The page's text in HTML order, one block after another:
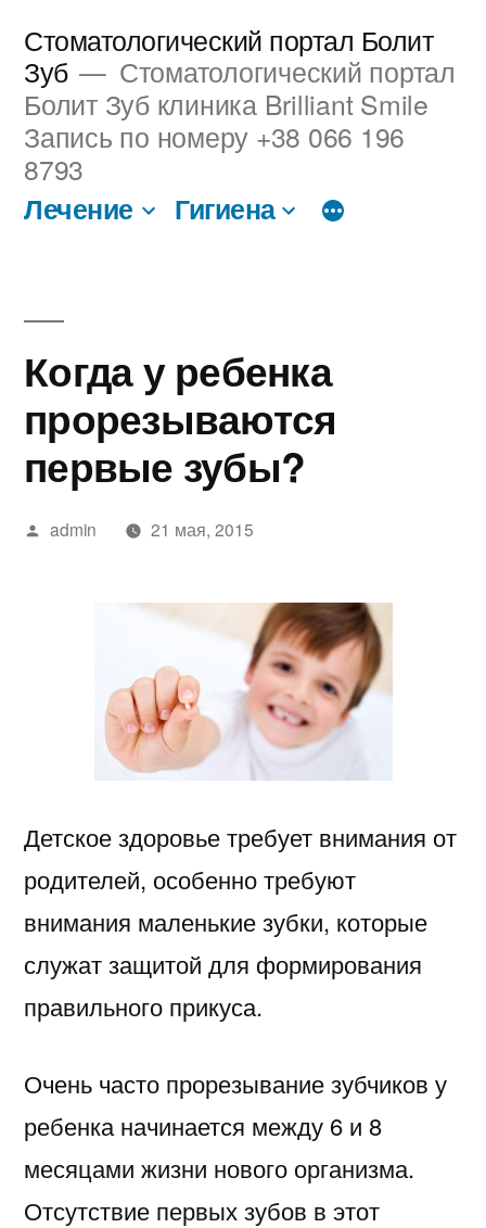
содержимому
Стоматологический портал Болит
Зуб
Стоматологический портал
Болит Зуб клиника Brilliant Smile
Запись по номеру +38 066 196
8793
Лечение Гигиена
Когда у ребенка
прорезываются
первые зубы?
Написано
admin 21 мая, 2015
Детское здоровье требует внимания от
родителей, особенно требуют
внимания маленькие зубки, которые
служат защитой для формирования
правильного прикуса.
Очень часто прорезывание зубчиков у
ребенка начинается между 6 и 8
месяцами жизни нового организма.
Отсутствие первых зубов в этот